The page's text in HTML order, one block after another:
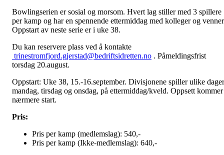
Bowlingserien er sosial og morsom. Hvert lag stiller med 3 spillere
per kamp og har en spennende ettermiddag med kolleger og
Oppstart av neste serie er i uke 38.
Du kan reservere plass ved å kontakte
trinestromfjord.gjerstad@bedriftsidretten.no . Påmeldingsfrist
torsdag 20.august.
Oppstart: Uke 38, 15.-16.september. Divisjonene spiller ulike
mandag, tirsdag og onsdag, på ettermiddag/kveld. Oppsett kommer
nærmere start.
Pris:
Pris per kamp (medlemslag): 540,-
Pris per kamp (Ikke-medlemslag): 640,-